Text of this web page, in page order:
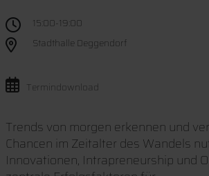
15:00-19:00
Stadthalle Deggendorf
Termindownload
Trends von morgen erkennen und
Chancen im Zeitalter des Wandels
Innovationen, Intrapreneurship und